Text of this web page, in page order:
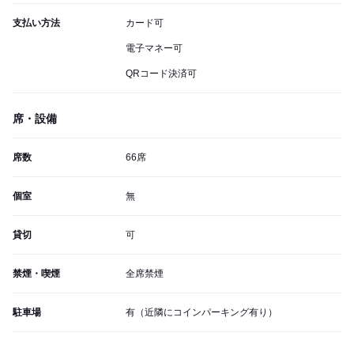
支払い方法 カード可
電子マネー可
QRコード決済可
席・設備
席数 66席
個室 無
貸切 可
禁煙・喫煙 全席禁煙
駐車場 有（近隣にコインパーキング有り）